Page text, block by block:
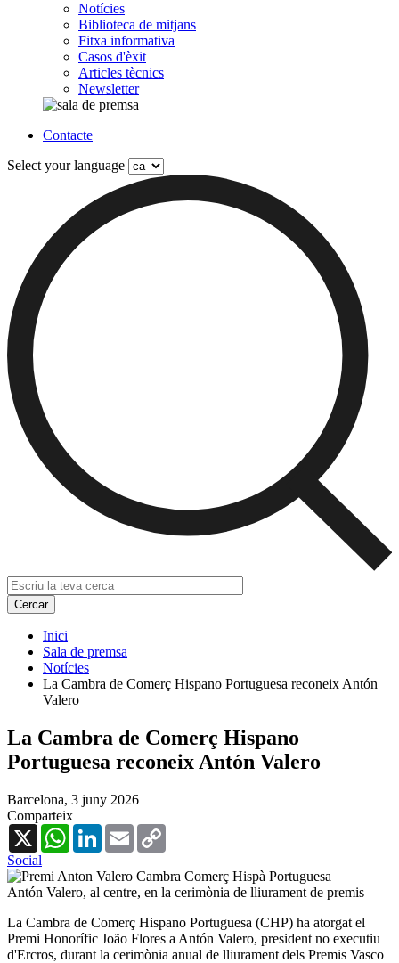
Notícies
Biblioteca de mitjans
Fitxa informativa
Casos d'èxit
Articles tècnics
Newsletter
Contacte
Select your language
Inici
Sala de premsa
Notícies
La Cambra de Comerç Hispano Portuguesa reconeix Antón
Valero
La Cambra de Comerç Hispano
Portuguesa reconeix Antón Valero
Barcelona, 3 juny 2026
Comparteix
X
WhatsAppLinkedInEmail
Social
Antón Valero, al centre, en la cerimònia de lliurament de premis
La Cambra de Comerç Hispano Portuguesa (CHP) ha atorgat el
Premi Honorífic João Flores a Antón Valero, president no executiu
d'Ercros, durant la cerimònia anual de lliurament dels Premis Vasco